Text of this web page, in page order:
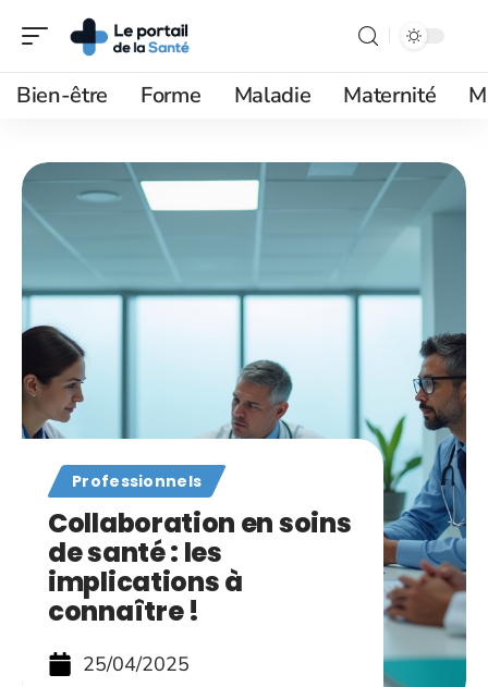
Bien-être Forme Maladie Maternité
Professionnels
Collaboration en soins
de santé : les
implications à
connaître !
25/04/2025